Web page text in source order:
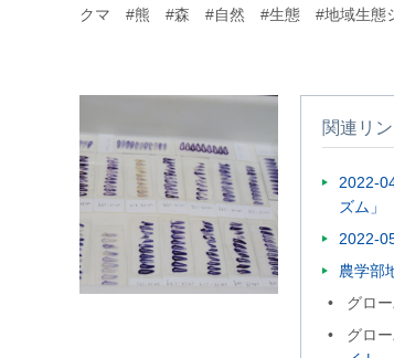
クマ #熊 #森 #自然 #生態 #地域生態シ
関連リン
2022-
ズム」
2022-
農学部
グロ
グロ